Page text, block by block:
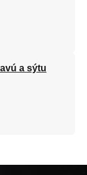
a sýtu